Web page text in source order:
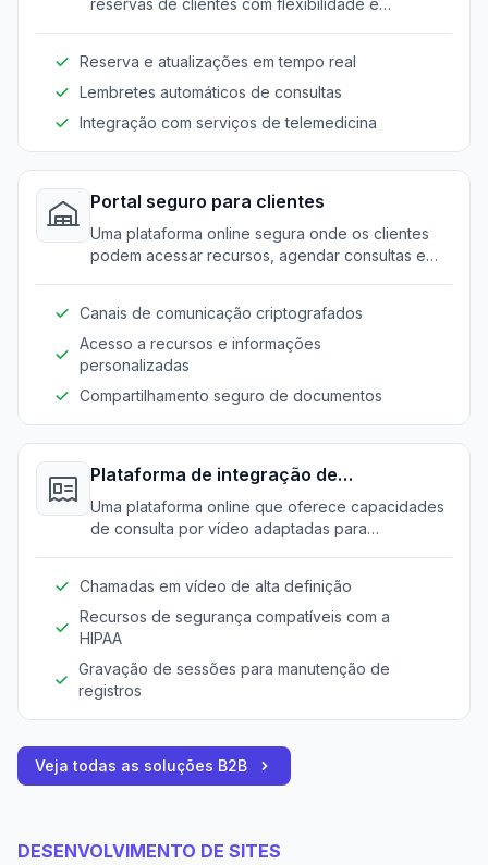
reduzam conflitos de agendamento.
Reserva e atualizações em tempo real
Lembretes automáticos de consultas
Integração com serviços de telemedicina
Portal seguro para clientes
Uma plataforma online segura onde os clientes
podem acessar recursos, agendar consultas e
Canais de comunicação criptografados
Acesso a recursos e informações
personalizadas
Compartilhamento seguro de documentos
Plataforma de integração de
telemedicina
Uma plataforma online que oferece capacidades
de consulta por vídeo adaptadas para
continuidade do atendimento.
Chamadas em vídeo de alta definição
Recursos de segurança compatíveis com a
HIPAA
Gravação de sessões para manutenção de
registros
Veja todas as soluções B2B
DESENVOLVIMENTO DE SITES